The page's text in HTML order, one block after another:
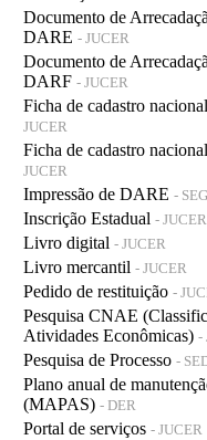
Documento de
DARE - JUCER
Documento de
DARF - JUCER
Ficha de cadastro
JUCER
Ficha de cadastro
JUCER
Impressão de DARE -
Inscrição Estadual - JUCER
Livro digital - JUCER
Livro mercantil - JUCER
Pedido de restituição -
Pesquisa CNAE
Atividades Econômicas) -
Pesquisa de Processo -
Plano anual de
(MAPAS) - DER
Portal de serviços - JUCER